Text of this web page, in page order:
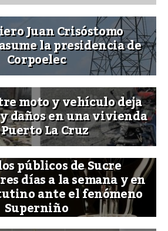
Juan Crisóstomo
la presidencia de
Corpoelec
moto y vehículo deja
daños en una vivienda
La Cruz
públicos de Sucre
días a la semana y en
ante el fenómeno
Superniño